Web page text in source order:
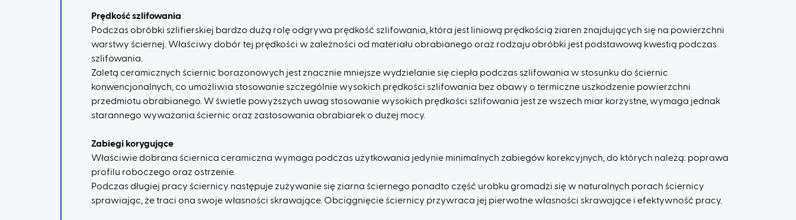
Prędkość szlifowania
Podczas obróbki szlifierskiej bardzo dużą rolę odgrywa prędkość szlifowania, która jest liniową prędkością ziaren znajdujących się na powierzchni
warstwy ściernej. Właściwy dobór tej prędkości w zależności od materiału obrabianego oraz rodzaju obróbki jest podstawową kwestią podczas
szlifowania.
Zaletą ceramicznych ściernic borazonowych jest znacznie mniejsze wydzielanie się ciepła podczas szlifowania w stosunku do ściernic
konwencjonalnych, co umożliwia stosowanie szczególnie wysokich prędkości szlifowania bez obawy o termiczne uszkodzenie powierzchni
przedmiotu obrabianego. W świetle powyższych uwag stosowanie wysokich prędkości szlifowania jest ze wszech miar korzystne, wymaga jednak
starannego wyważania ściernic oraz zastosowania obrabiarek o dużej mocy.
Zabiegi korygujące
Właściwie dobrana ściernica ceramiczna wymaga podczas użytkowania jedynie minimalnych zabiegów korekcyjnych, do których należą: poprawa
profilu roboczego oraz ostrzenie.
Podczas długiej pracy ściernicy następuje zużywanie się ziarna ściernego ponadto część urobku gromadzi się w naturalnych porach ściernicy
sprawiając, że traci ona swoje własności skrawające. Obciągnięcie ściernicy przywraca jej pierwotne własności skrawające i efektywność pracy.